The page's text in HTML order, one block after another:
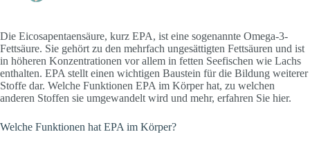
Die Eicosapentaensäure, kurz EPA, ist eine sogenannte Omega-3-
Fettsäure. Sie gehört zu den mehrfach ungesättigten Fettsäuren und ist
in höheren Konzentrationen vor allem in fetten Seefischen wie Lachs
enthalten. EPA stellt einen wichtigen Baustein für die Bildung weiterer
Stoffe dar. Welche Funktionen EPA im Körper hat, zu welchen
anderen Stoffen sie umgewandelt wird und mehr, erfahren Sie hier.
Welche Funktionen hat EPA im Körper?